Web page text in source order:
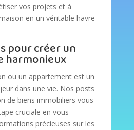
vos projets et à
en un véritable havre
pour créer un
harmonieux
ou un appartement est un
dans une vie. Nos posts
de biens immobiliers vous
cruciale en vous
précieuses sur les